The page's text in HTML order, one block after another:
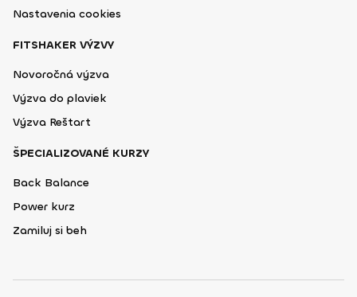
Nastavenia cookies
FITSHAKER VÝZVY
Novoročná výzva
Výzva do plaviek
Výzva Reštart
ŠPECIALIZOVANÉ KURZY
Back Balance
Power kurz
Zamiluj si beh